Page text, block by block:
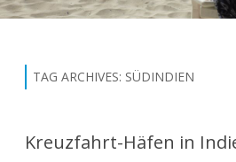
TAG ARCHIVES: SÜDINDIEN
Kreuzfahrt-Häfen in